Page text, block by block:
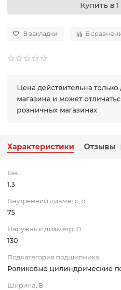
Купить в
В закладки В
Цена действительна
магазина и может
розничных магазинах
Характеристики Отзывы
Вес
1.3
Внутренний диаметр, d
75
Наружный диаметр, D
130
Подкатегория подшипника
Роликовые цилиндрические
Ширина, B